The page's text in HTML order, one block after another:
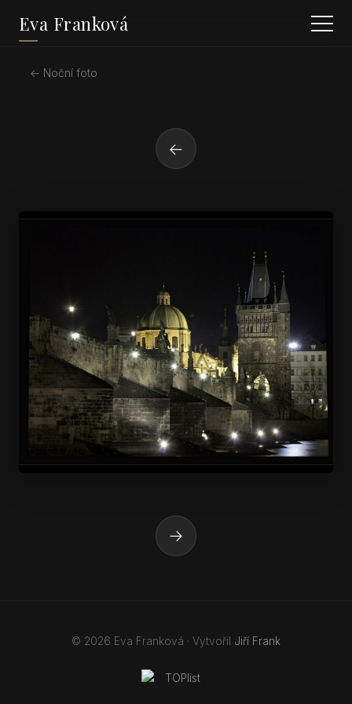
Eva Franková
← Noční foto
←
→
© 2026 Eva Franková · Vytvořil Jiří Frank